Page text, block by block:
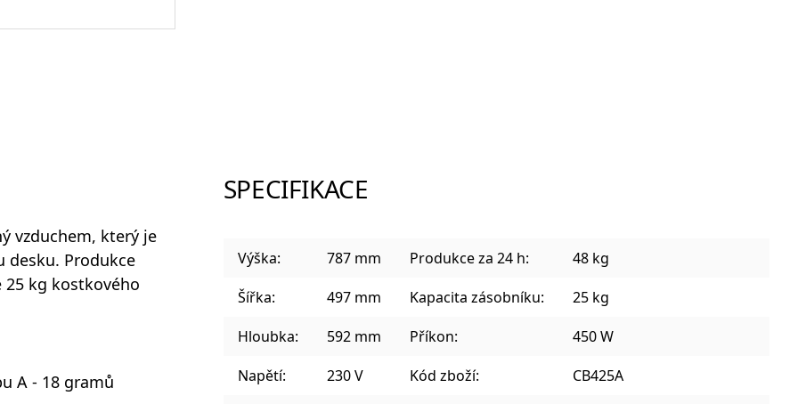
Designové sklenice na koktejly
vzduchem, který je
desku. Produkce
25 kg kostkového
A - 18 gramů
SPECIFIKACE
Výška: 787 mm Produkce za 24 h:
48 kg
Šířka:
497 mm Kapacita zásobníku:
25 kg
Hloubka:
592 mm Příkon:
450 W
Napětí:
230 V Kód zboží:
CB425A